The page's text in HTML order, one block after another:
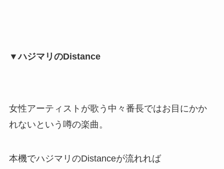
▼ハジマリのDistance
女性アーティストが歌う中々番長ではお目にかか
れないという噂の楽曲。
本機でハジマリのDistanceが流れれば